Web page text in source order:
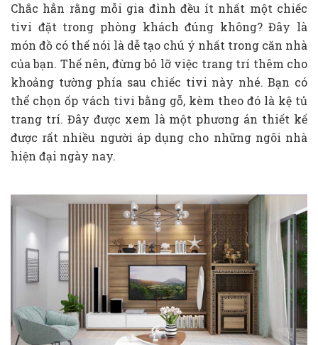
Chắc hẳn rằng mỗi gia đình đều ít nhất một chiếc
tivi đặt trong phòng khách đúng không? Đây là
món đồ có thể nói là dễ tạo chú ý nhất trong căn nhà
của bạn. Thế nên, đừng bỏ lỡ việc trang trí thêm cho
khoảng tường phía sau chiếc tivi này nhé. Bạn có
thể chọn ốp vách tivi bằng gỗ, kèm theo đó là kệ tủ
trang trí. Đây được xem là một phương án thiết kế
được rất nhiều người áp dụng cho những ngôi nhà
hiện đại ngày nay.